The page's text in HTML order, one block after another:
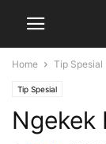
Home Tip Spesial
Tip Spesial
Ngekek